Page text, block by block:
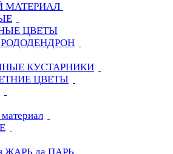
МАТЕРИАЛ
ЦВЕТЫ
КУСТАРНИКИ
ЦВЕТЫ